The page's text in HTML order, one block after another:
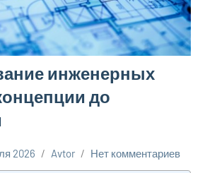
инженерных
до
2026 Avtor Нет комментариев